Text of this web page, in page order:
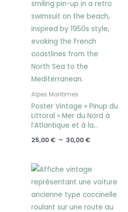
Alpes Maritimes
Poster Vintage « Pinup du
Littoral » Mer du Nord à
l’Atlantique et à la
25,00 € – 30,00 €
Plage
de
prix :
25,00 €
à
30,00 €